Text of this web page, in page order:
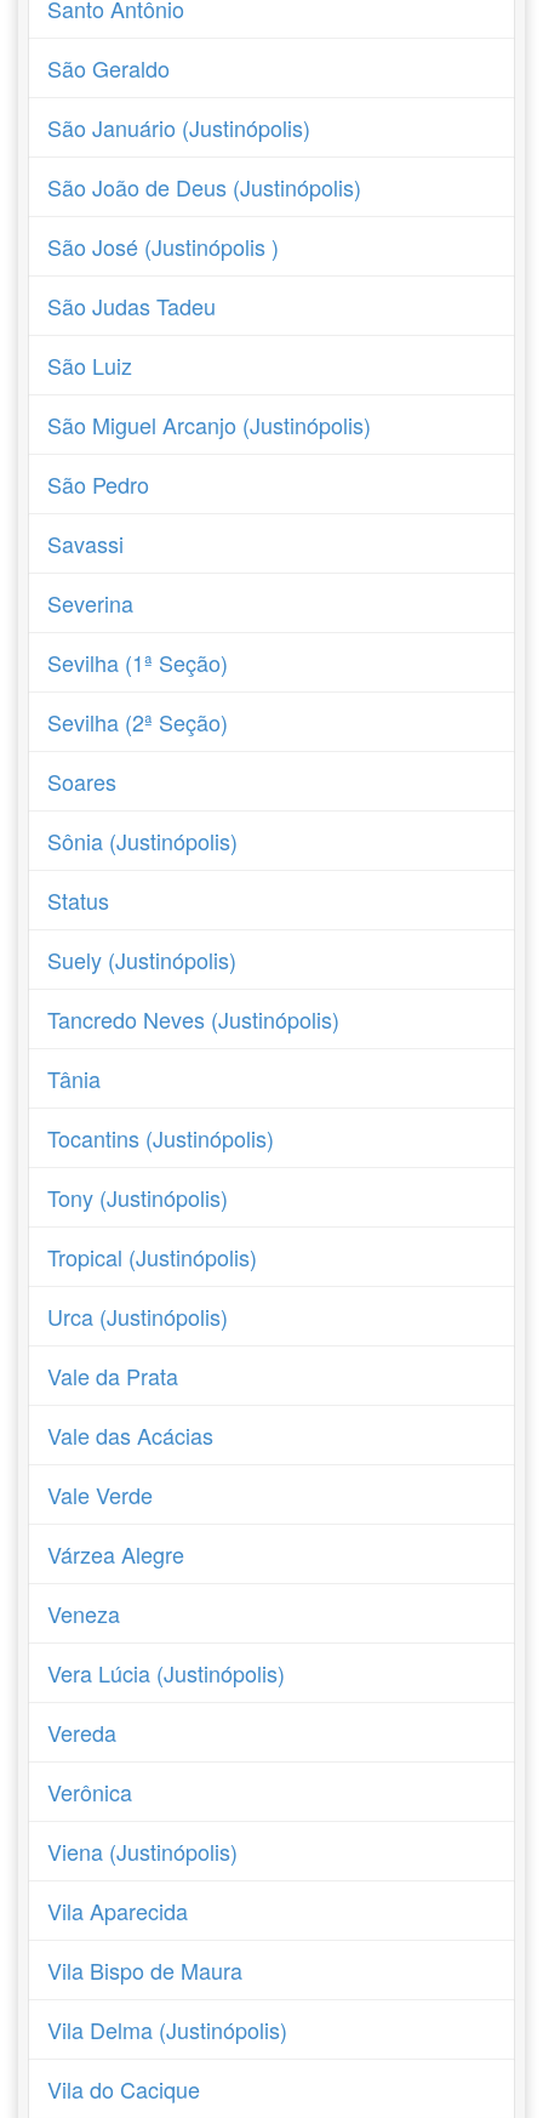
Santo Antônio
São Geraldo
São Januário (Justinópolis)
São João de Deus (Justinópolis)
São José (Justinópolis )
São Judas Tadeu
São Luiz
São Miguel Arcanjo (Justinópolis)
São Pedro
Savassi
Severina
Sevilha (1ª Seção)
Sevilha (2ª Seção)
Soares
Sônia (Justinópolis)
Status
Suely (Justinópolis)
Tancredo Neves (Justinópolis)
Tânia
Tocantins (Justinópolis)
Tony (Justinópolis)
Tropical (Justinópolis)
Urca (Justinópolis)
Vale da Prata
Vale das Acácias
Vale Verde
Várzea Alegre
Veneza
Vera Lúcia (Justinópolis)
Vereda
Verônica
Viena (Justinópolis)
Vila Aparecida
Vila Bispo de Maura
Vila Delma (Justinópolis)
Vila do Cacique